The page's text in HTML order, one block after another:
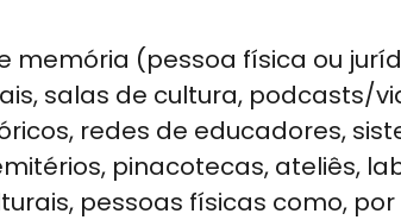
memória (pessoa física ou
salas de cultura, podcasts/
redes de educadores,
pinacotecas, ateliês,
pessoas físicas como,